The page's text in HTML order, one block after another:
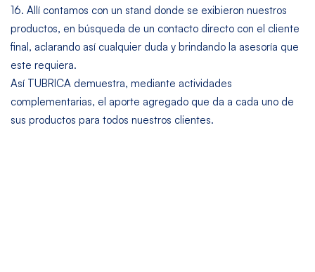
16. Allí contamos con un stand donde se exibieron nuestros
productos, en búsqueda de un contacto directo con el cliente
final, aclarando así cualquier duda y brindando la asesoría que
este requiera.
Así TUBRICA demuestra, mediante actividades
complementarias, el aporte agregado que da a cada uno de
sus productos para todos nuestros clientes.